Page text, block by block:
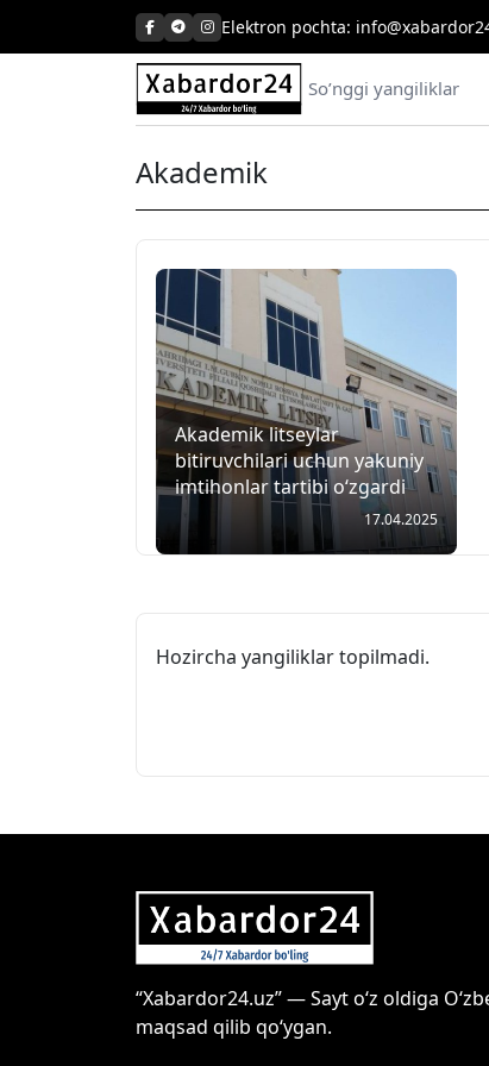
Elektron pochta:
So’nggi yangiliklar
Akademik
Akademik litseylar
bitiruvchilari uchun yakuniy
imtihonlar tartibi o‘zgardi
17.04.2025
Hozircha yangiliklar topilmadi.
“Xabardor24.uz” — Sayt o‘z oldiga
maqsad qilib qo‘ygan.